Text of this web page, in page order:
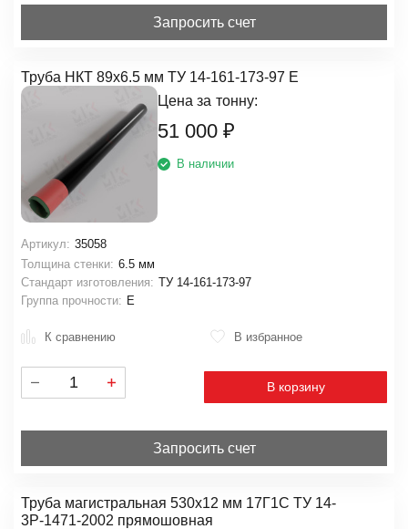
Запросить счет
Труба НКТ 89х6.5 мм ТУ 14-161-173-97 Е
Цена за тонну:
51 000 ₽
В наличии
Артикул: 35058
Толщина стенки: 6.5 мм
Стандарт изготовления: ТУ 14-161-173-97
Группа прочности: Е
К сравнению В избранное
В корзину
Запросить счет
Труба магистральная 530х12 мм 17Г1С ТУ 14-
3Р-1471-2002 прямошовная